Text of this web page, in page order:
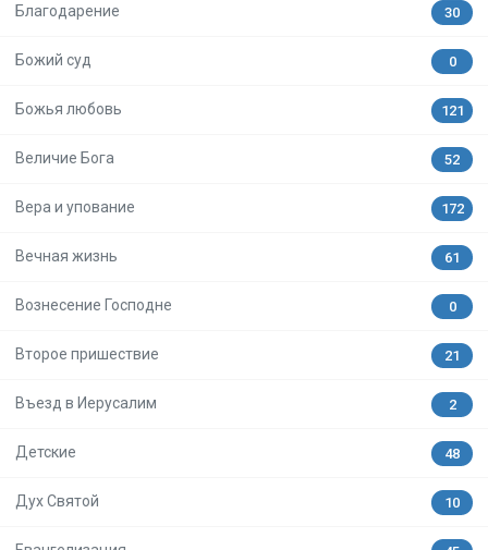
Благодарение 30
Божий суд 0
Божья любовь 121
Величие Бога 52
Вера и упование 172
Вечная жизнь 61
Вознесение Господне 0
Второе пришествие 21
Въезд в Иерусалим 2
Детские 48
Дух Святой 10